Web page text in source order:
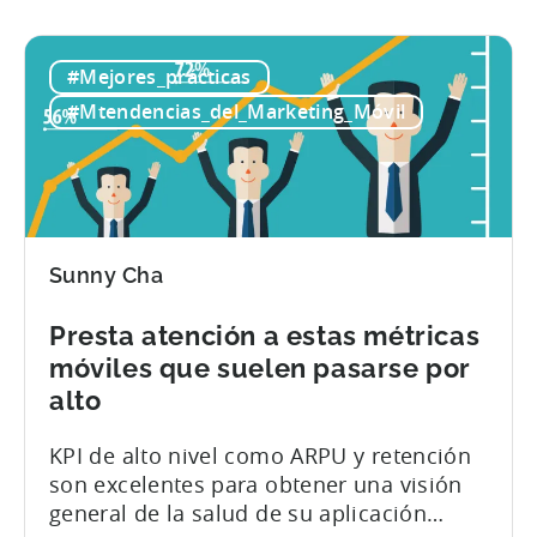
interpretación de los análisis para
convertirlos en información práctica,
para tener éxito hay que hacerlo todo
bien. Hemos elaborado una lista de siete
consejos...
#Mejores_prácticas
#Mtendencias_del_Marketing_Móvil
Sunny Cha
Presta atención a estas métricas
móviles que suelen pasarse por
alto
KPI de alto nivel como ARPU y retención
son excelentes para obtener una visión
general de la salud de su aplicación